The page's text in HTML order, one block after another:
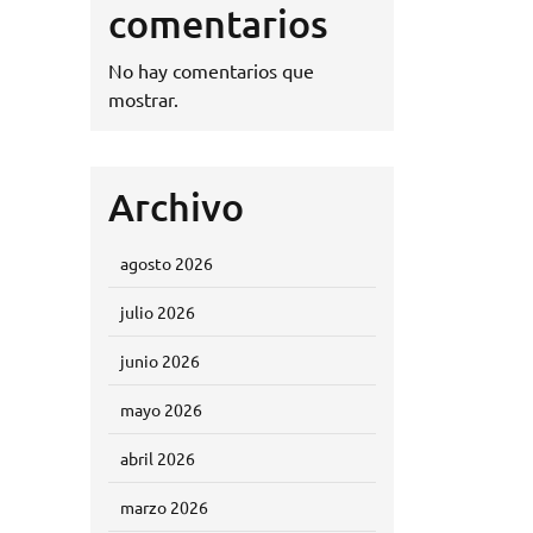
comentarios
No hay comentarios que
mostrar.
Archivo
agosto 2026
julio 2026
junio 2026
mayo 2026
abril 2026
marzo 2026